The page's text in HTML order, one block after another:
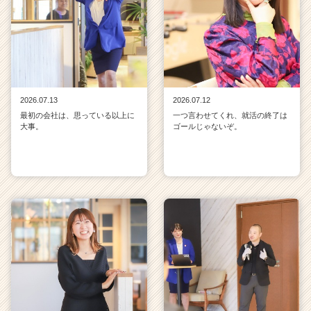
2026.07.13
最初の会社は、思っている以上に
大事。
2026.07.12
一つ言わせてくれ、就活の終了は
ゴールじゃないぞ。